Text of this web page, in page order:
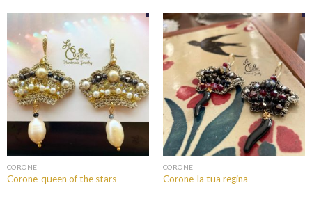
CORONE
Corone-queen of the stars
CORONE
Corone-la tua regina